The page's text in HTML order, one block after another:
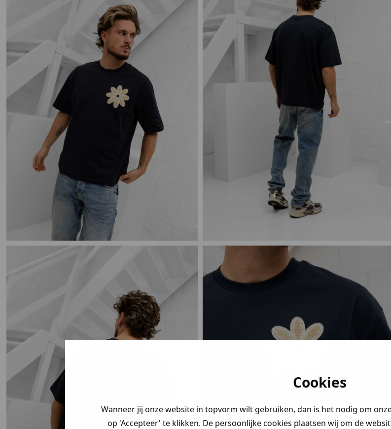
Cookies
Wanneer jij onze website in topvorm wilt gebruiken, dan is het nodig om
op 'Accepteer' te klikken. De persoonlijke cookies plaatsen wij om de